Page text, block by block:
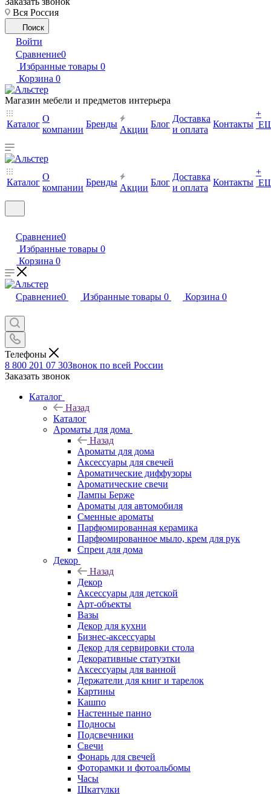
Вся Россия
Поиск
Войти
Сравнение0
Избранные товары 0
Корзина 0
Магазин мебели и предметов интерьера
Каталог
О
компании
Бренды
Акции
Блог
Доставка
и оплата
Контакты
+
Каталог
О
компании
Бренды
Акции
Блог
Доставка
и оплата
Контакты
+
Сравнение0
Избранные товары 0
Корзина 0
Сравнение0 Избранные товары 0 Корзина 0
Телефоны
8 800 201 07 30Звонок по всей России
Заказать звонок
Каталог
Назад
Каталог
Ароматы для дома
Назад
Ароматы для дома
Аксессуары для свечей
Ароматические диффузоры
Ароматические свечи
Лампы Берже
Ароматы для автомобиля
Сменные ароматы
Парфюмированная керамика
Парфюмированное мыло, крем для рук
Спреи для дома
Декор
Назад
Декор
Аксессуары для детской
Арт-объекты
Вазы
Декор для кухни
Бизнес-аксессуары
Декор для сервировки стола
Декоративные статуэтки
Аксессуары для ванной
Держатели для книг и тарелок
Картины
Кашпо
Настенные панно
Подносы
Подсвечники
Свечи
Фонарь для свечей
Фоторамки и фотоальбомы
Часы
Шкатулки